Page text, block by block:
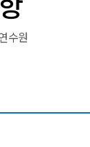
수원